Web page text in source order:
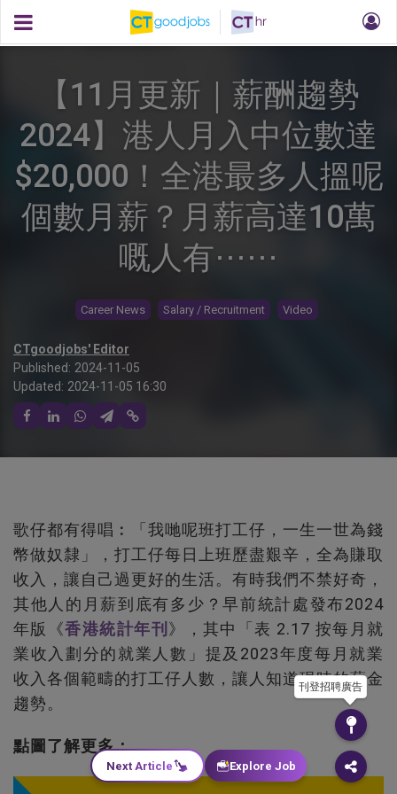
【11月更新｜薪酬趨勢
2024】港人月入中位數達
$20,000！全港最多人搵呢
個數月薪？月薪高達10萬
嘅人有⋯⋯
Career News Salary / Recruitment Video
CTgoodjobs' Editor
Published: 2024-11-05
Updated: 2024-11-05 16:30
歌仔都有得唱︰「我哋呢班打工仔，一生一世為錢
幣做奴隸」，打工仔每日上班歷盡艱辛，全為賺取
收入，讓自己過更好的生活。有時我們不禁好奇，
其他人的月薪到底有多少？早前統計處發布2024
年版《香港統計年刊 》，其中「表 2.17 按每月就
業收入劃分的就業人數」提及2023年度每月就業
收入各個範疇的打工仔人數，讓人知道現時的薪金
趨勢。
點圖了解更多：
刊登招聘廣告
Next Article Explore Job